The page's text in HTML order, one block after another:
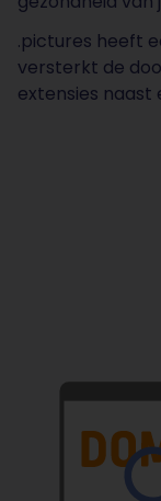
.pictures heeft
versterkt de
extensies naast